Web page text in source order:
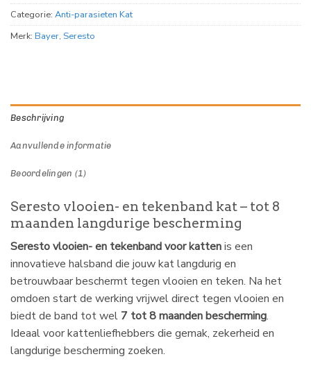
Categorie: Anti-parasieten Kat
Merk: Bayer, Seresto
Beschrijving
Aanvullende informatie
Beoordelingen (1)
Seresto vlooien- en tekenband kat – tot 8
maanden langdurige bescherming
Seresto vlooien- en tekenband voor kattenis een
innovatieve halsband die jouw kat langdurig en
betrouwbaar beschermt tegen vlooien en teken. Na het
omdoen start de werking vrijwel direct tegen vlooien en
biedt de band tot wel 7 tot 8 maanden bescherming.
Ideaal voor kattenliefhebbers die gemak, zekerheid en
langdurige bescherming zoeken.